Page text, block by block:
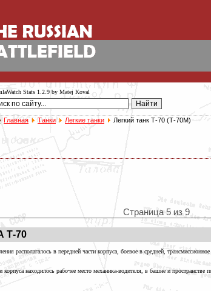
Главная Танки Легкие танки Легкий танк Т-70 (Т-70М)
Страница 5 из 9
Т-70
располагалось в передней части корпуса, боевое в средней,
находилось рабочее место механика-водителя, в башне и пространстве